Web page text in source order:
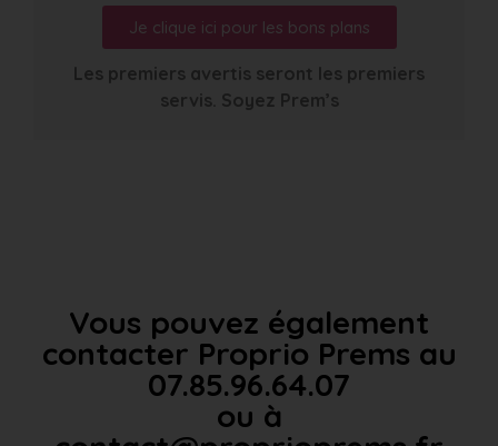
Je clique ici pour les bons plans
Les premiers avertis seront les premiers
servis. Soyez Prem’s
Vous pouvez également
contacter Proprio Prems au
07.85.96.64.07
ou à